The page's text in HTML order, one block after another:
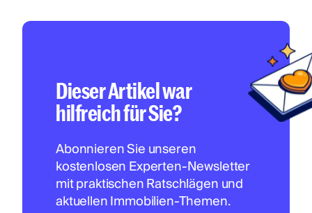
Dieser Artikel war
hilfreich für Sie?
Abonnieren Sie unseren
kostenlosen Experten-Newsletter
mit praktischen Ratschlägen und
aktuellen Immobilien-Themen.